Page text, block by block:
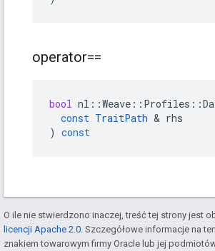
operator==
bool nl ::Weave :: Profiles ::
const TraitPath & rhs
) const
O ile nie stwierdzono inaczej, treść tej strony jest
licencji Apache 2.0. Szczegółowe informacje na
znakiem towarowym firmy Oracle lub jej